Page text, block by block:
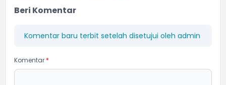
Beri Komentar
Komentar baru terbit setelah disetujui oleh admin
Komentar *